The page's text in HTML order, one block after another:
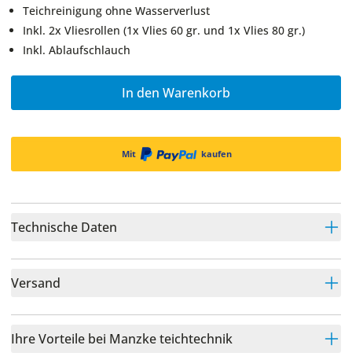
Teichreinigung ohne Wasserverlust
Inkl. 2x Vliesrollen (1x Vlies 60 gr. und 1x Vlies 80 gr.)
Inkl. Ablaufschlauch
In den Warenkorb
Mit kaufen
Technische Daten
Versand
Ihre Vorteile bei Manzke teichtechnik